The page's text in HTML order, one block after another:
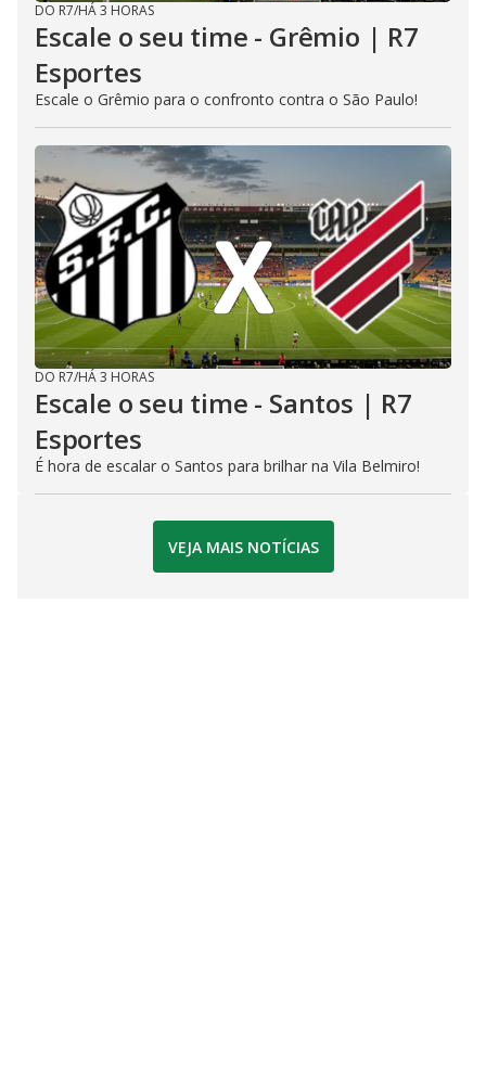
DO R7/HÁ 3 HORAS
Escale o seu time - Grêmio | R7
Esportes
Escale o Grêmio para o confronto contra o São Paulo!
DO R7/HÁ 3 HORAS
Escale o seu time - Santos | R7
Esportes
É hora de escalar o Santos para brilhar na Vila Belmiro!
VEJA MAIS NOTÍCIAS